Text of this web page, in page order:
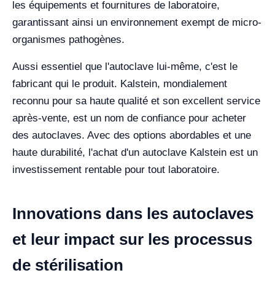
les équipements et fournitures de laboratoire,
garantissant ainsi un environnement exempt de micro-
organismes pathogènes.
Aussi essentiel que l'autoclave lui-même, c'est le
fabricant qui le produit. Kalstein, mondialement
reconnu pour sa haute qualité et son excellent service
après-vente, est un nom de confiance pour acheter
des autoclaves. Avec des options abordables et une
haute durabilité, l'achat d'un autoclave Kalstein est un
investissement rentable pour tout laboratoire.
Innovations dans les autoclaves
et leur impact sur les processus
de stérilisation